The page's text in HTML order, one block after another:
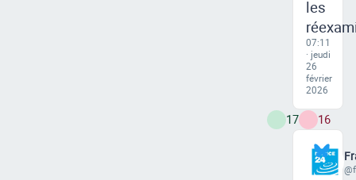
les
07:11
· jeudi
26
février
2026
17 16